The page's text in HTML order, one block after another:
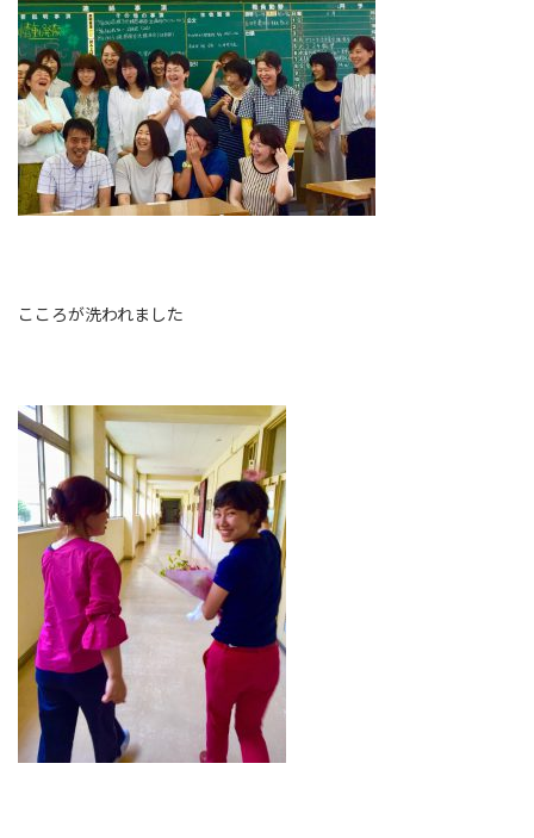
こころが洗われました